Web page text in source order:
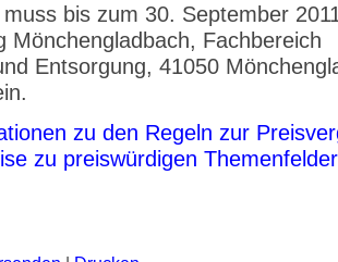
bis zum 30. September
Mönchengladbach, Fachbereich
Entsorgung, 41050
zu den Regeln zur
zu preiswürdigen